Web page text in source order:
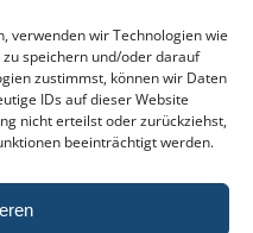
verwenden wir Technologien wie
speichern und/oder darauf
zustimmst, können wir Daten
IDs auf dieser Website
nicht erteilst oder zurückziehst,
beeinträchtigt werden.
des